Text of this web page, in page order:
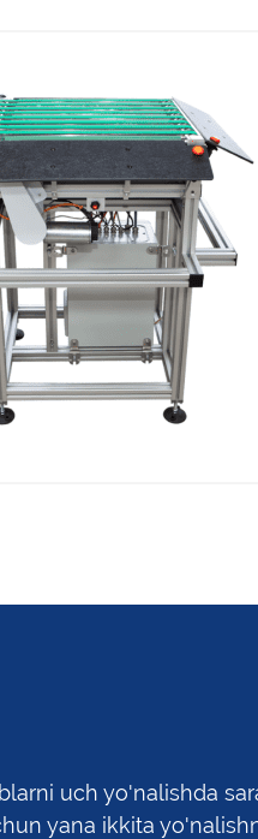
uch yo'nalishda
yana ikkita